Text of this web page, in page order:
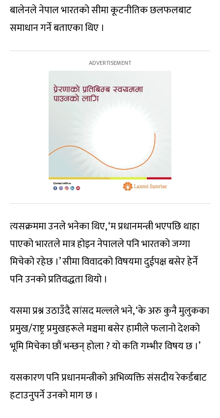
बालेनले नेपाल भारतको सीमा कूटनीतिक छलफलबाट
समाधान गर्ने बताएका थिए ।
त्यसक्रममा उनले भनेका थिए, ‘म प्रधानमन्त्री भएपछि थाहा
पाएको भारतले मात्र होइन नेपालले पनि भारतको जग्गा
मिचेको रहेछ ।’ सीमा विवादको विषयमा दुईपक्ष बसेर हेर्ने
पनि उनको प्रतिवद्धता थियो ।
यसमा प्रश्न उठाउँदै सांसद मल्लले भने, ‘के अरु कुनै मुलुकका
प्रमुख/राष्ट्र प्रमुखहरूले मञ्चमा बसेर हामीले फलानो देशको
भूमि मिचेका छौं भन्छन् होला ? यो कति गम्भीर विषय छ ।’
यसकारण पनि प्रधानमन्त्रीको अभिव्यक्ति संसदीय रेकर्डबाट
हटाउनुपर्ने उनको माग छ ।